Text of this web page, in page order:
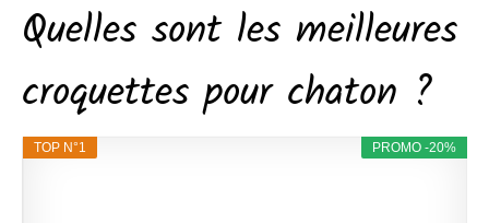
Quelles sont les meilleures
croquettes pour chaton ?
PROMO -20%
TOP N°1